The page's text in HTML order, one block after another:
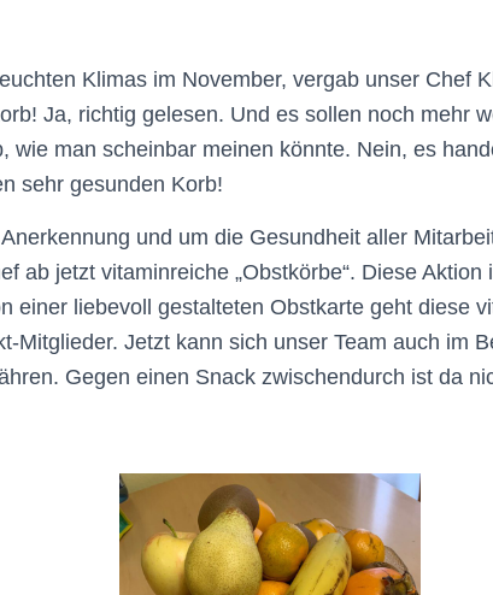
Klimas im November, vergab unser Chef
Ja, richtig gelesen. Und es sollen noch mehr
wie man scheinbar meinen könnte. Nein, es
sehr gesunden Korb!
und um die Gesundheit aller
ab jetzt vitaminreiche „Obstkörbe“. Diese
einer liebevoll gestalteten Obstkarte geht diese
Mitglieder. Jetzt kann sich unser Team auch im
Gegen einen Snack zwischendurch ist da